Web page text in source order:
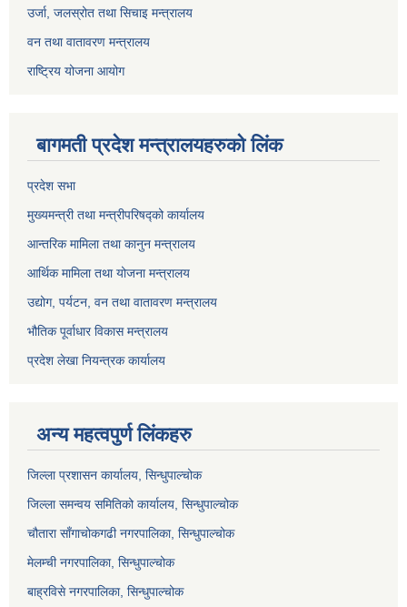
उर्जा, जलस्रोत तथा सिचाइ मन्त्रालय
वन तथा वातावरण मन्त्रालय
राष्ट्रिय योजना आयोग
बागमती प्रदेश मन्त्रालयहरुको लिंक
प्रदेश सभा
मुख्यमन्त्री तथा मन्त्रीपरिषद्को कार्यालय
आन्तरिक मामिला तथा कानुन मन्त्रालय
आर्थिक मामिला तथा योजना मन्त्रालय
उद्योग, पर्यटन, वन तथा वातावरण मन्त्रालय
भौतिक पूर्वाधार विकास मन्त्रालय
प्रदेश लेखा नियन्त्रक कार्यालय
अन्य महत्वपुर्ण लिंकहरु
जिल्ला प्रशासन कार्यालय, सिन्धुपाल्चोक
जिल्ला समन्वय समितिको कार्यालय, सिन्धुपाल्चोक
चौतारा साँगाचोकगढी नगरपालिका, सिन्धुपाल्चोक
मेलम्ची नगरपालिका, सिन्धुपाल्चोक
बाह्रविसे नगरपालिका, सिन्धुपाल्चोक